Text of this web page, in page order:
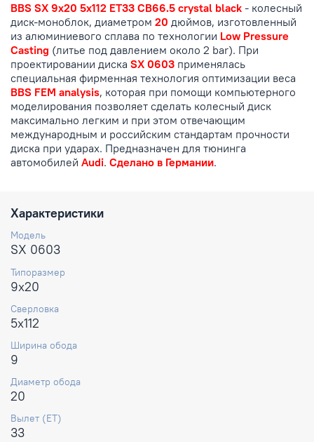
BBS SX 9x20 5x112 ET33 CB66.5 crystal black - колесный
диск-моноблок, диаметром 20 дюймов, изготовленный
из алюминиевого сплава по технологии Low Pressure
Casting (литье под давлением около 2 bar). При
проектировании диска SX 0603 применялась
специальная фирменная технология оптимизации веса
BBS FEM analysis, которая при помощи компьютерного
моделирования позволяет сделать колесный диск
максимально легким и при этом отвечающим
международным и российским стандартам прочности
диска при ударах. Предназначен для тюнинга
автомобилей Audi. Сделано в Германии.
Характеристики
Модель
SX 0603
Типоразмер
9x20
Сверловка
5x112
Ширина обода
9
Диаметр обода
20
Вылет (ET)
33